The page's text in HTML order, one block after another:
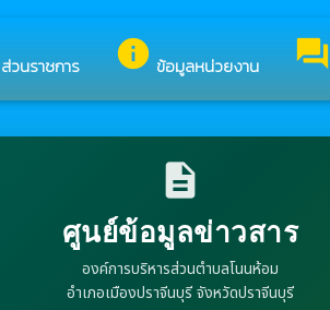
ส่วนราชการ info ข้อมูลหน่วยงาน forum
description
ศูนย์ข้อมูลข่าวสาร
องค์การบริหารส่วนตำบลโนนห้อม
อำเภอเมืองปราจีนบุรี จังหวัดปราจีนบุรี